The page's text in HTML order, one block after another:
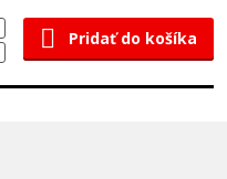
Pridať do košíka